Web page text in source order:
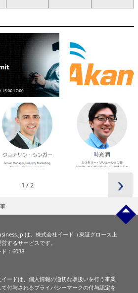
1 /2 ›
は、株式会社イード（東証グロース上
するサービスです。
：6038
ードは、個人情報の適切な取扱いを行う事業
付与されるプライバシーマークの付与認定を